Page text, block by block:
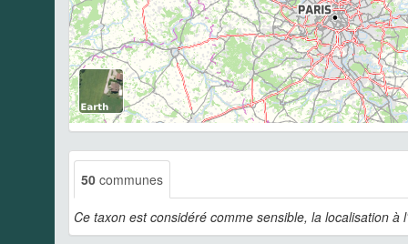
50 communes
Ce taxon est considéré comme sensible, la localisation